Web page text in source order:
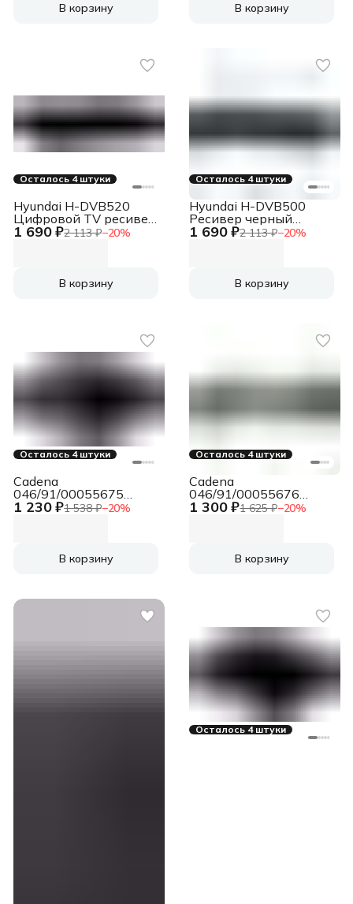
В корзину В корзину
Осталось 4 штуки
1 690 ₽2 113 ₽−20%
Hyundai H-DVB520
Цифровой TV ресивер
черный
В корзину
Осталось 4 штуки
1 690 ₽2 113 ₽−20%
Hyundai H-DVB500
Ресивер черный
Цифровой TV
В корзину
Осталось 4 штуки
1 230 ₽1 538 ₽−20%
Cadena
046/91/00055675
Приемник цифровой
В корзину
Осталось 4 штуки
1 300 ₽1 625 ₽−20%
Cadena
046/91/00055676
Приемник цифровой
В корзину
Осталось 4 штуки